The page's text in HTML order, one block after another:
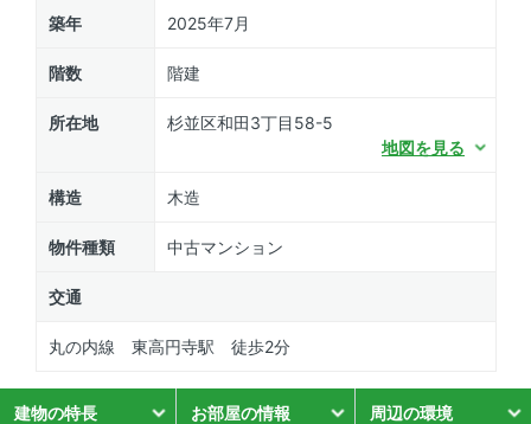
築年 2025年7月
階数 階建
所在地
杉並区和田3丁目58-5
地図を見る
構造 木造
物件種類 中古マンション
交通
丸の内線 東高円寺駅 徒歩2分
建物の特長 お部屋の情報 周辺の環境